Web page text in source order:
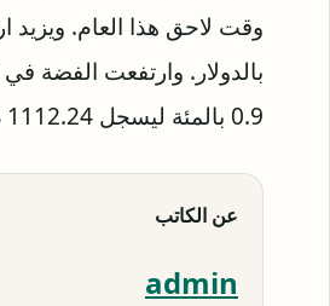
وقت لاحق هذا العام. ويزيد
0.9 بالمئة ليسجل 1112.24 دولار للأوقية بينما صعد البلاديوم 0.1 بالمئة إلى 741 دولارا للأوقية.
عن الكاتب
admin